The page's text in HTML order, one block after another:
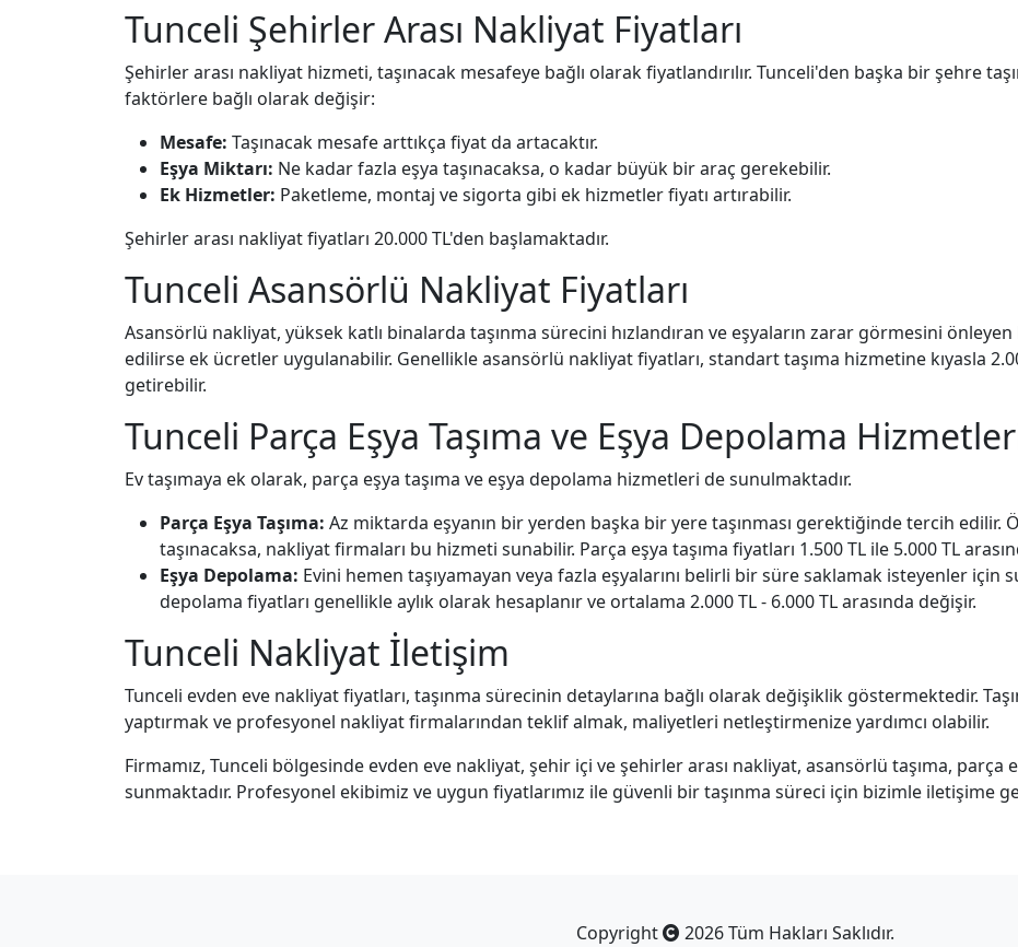
Tunceli Şehirler Arası Nakliyat Fiyatları
Şehirler arası nakliyat hizmeti, taşınacak mesafeye bağlı olarak fiyatlandırılır. Tunceli'den başka bir şehre
faktörlere bağlı olarak değişir:
Mesafe: Taşınacak mesafe arttıkça fiyat da artacaktır.
Eşya Miktarı: Ne kadar fazla eşya taşınacaksa, o kadar büyük bir araç gerekebilir.
Ek Hizmetler: Paketleme, montaj ve sigorta gibi ek hizmetler fiyatı artırabilir.
Şehirler arası nakliyat fiyatları 20.000 TL'den başlamaktadır.
Tunceli Asansörlü Nakliyat Fiyatları
Asansörlü nakliyat, yüksek katlı binalarda taşınma sürecini hızlandıran ve eşyaların zarar görmesini
edilirse ek ücretler uygulanabilir. Genellikle asansörlü nakliyat fiyatları, standart taşıma hizmetine kıyasla
getirebilir.
Tunceli Parça Eşya Taşıma ve Eşya Depolama
Ev taşımaya ek olarak, parça eşya taşıma ve eşya depolama hizmetleri de sunulmaktadır.
Parça Eşya Taşıma: Az miktarda eşyanın bir yerden başka bir yere taşınması gerektiğinde tercih edilir.
taşınacaksa, nakliyat firmaları bu hizmeti sunabilir. Parça eşya taşıma fiyatları 1.500 TL ile 5.000 TL
Eşya Depolama: Evini hemen taşıyamayan veya fazla eşyalarını belirli bir süre saklamak isteyenler için
depolama fiyatları genellikle aylık olarak hesaplanır ve ortalama 2.000 TL - 6.000 TL arasında değişir.
Tunceli Nakliyat İletişim
Tunceli evden eve nakliyat fiyatları, taşınma sürecinin detaylarına bağlı olarak değişiklik göstermektedir.
yaptırmak ve profesyonel nakliyat firmalarından teklif almak, maliyetleri netleştirmenize yardımcı olabilir.
Firmamız, Tunceli bölgesinde evden eve nakliyat, şehir içi ve şehirler arası nakliyat, asansörlü taşıma, parça
sunmaktadır. Profesyonel ekibimiz ve uygun fiyatlarımız ile güvenli bir taşınma süreci için bizimle iletişime
Copyright 2026 Tüm Hakları Saklıdır.